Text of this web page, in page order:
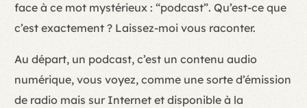
face à ce mot mystérieux : “podcast”. Qu’est-ce que
c’est exactement ? Laissez-moi vous raconter.
Au départ, un podcast, c’est un contenu audio
numérique, vous voyez, comme une sorte d’émission
de radio mais sur Internet et disponible à la